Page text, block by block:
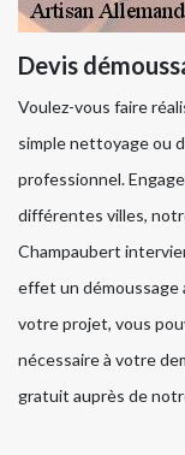
Devis
Voulez-vous faire
simple nettoyage ou
professionnel.
différentes villes,
Champaubert
effet un démoussage
votre projet, vous
nécessaire à votre
gratuit auprès de